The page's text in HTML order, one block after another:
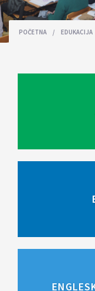
POČETNA / EDUKACIJA